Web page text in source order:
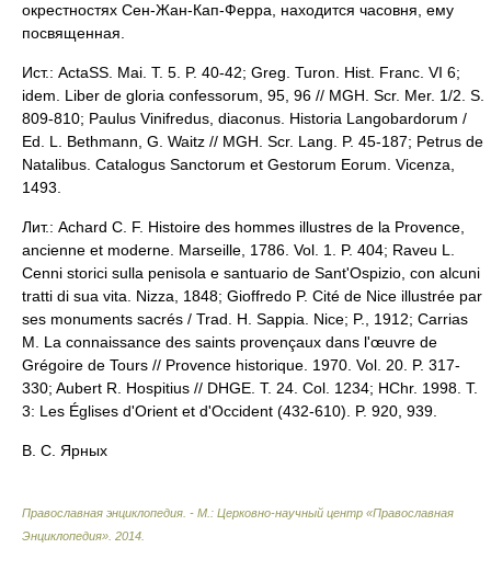
окрестностях Сен-Жан-Кап-Ферра, находится часовня, ему
посвященная.
Ист.: ActaSS. Mai. T. 5. P. 40-42; Greg. Turon. Hist. Franc. VI 6;
idem. Liber de gloria confessorum, 95, 96 // MGH. Scr. Mer. 1/2. S.
809-810; Paulus Vinifredus, diaconus. Historia Langobardorum /
Ed. L. Bethmann, G. Waitz // MGH. Scr. Lang. P. 45-187; Petrus de
Natalibus. Catalogus Sanctorum et Gestorum Eorum. Vicenza,
1493.
Лит.: Achard C. F. Histoire des hommes illustres de la Provence,
ancienne et moderne. Marseille, 1786. Vol. 1. P. 404; Raveu L.
Cenni storici sulla penisola e santuario de Sant'Ospizio, con alcuni
tratti di sua vita. Nizza, 1848; Gioffredo P. Cité de Nice illustrée par
ses monuments sacrés / Trad. H. Sappia. Nice; P., 1912; Carrias
M. La connaissance des saints provençaux dans l'œuvre de
Grégoire de Tours // Provence historique. 1970. Vol. 20. P. 317-
330; Aubert R. Hospitius // DHGE. T. 24. Col. 1234; HChr. 1998. T.
3: Les Églises d'Orient et d'Occident (432-610). P. 920, 939.
В. С. Ярных
Православная энциклопедия. - М.: Церковно-научный центр «Православная
Энциклопедия» 2014